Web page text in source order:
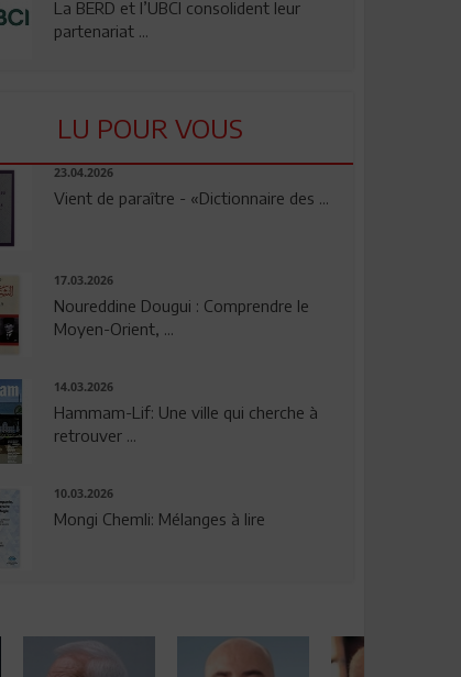
La BERD et l’UBCI consolident leur
partenariat ...
LU POUR VOUS
23.04.2026
Vient de paraître - «Dictionnaire des ...
17.03.2026
Noureddine Dougui : Comprendre le
Moyen-Orient, ...
14.03.2026
Hammam-Lif: Une ville qui cherche à
retrouver ...
10.03.2026
Mongi Chemli: Mélanges à lire